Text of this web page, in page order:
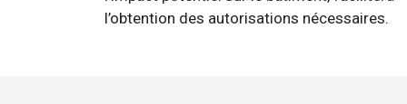
l’obtention des autorisations nécessaires.